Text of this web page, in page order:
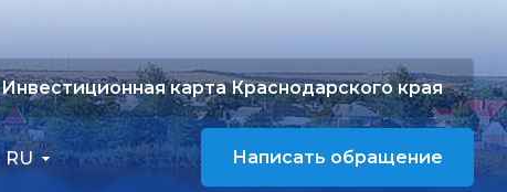
RU
Инвестиционная карта Краснодарского края
Написать обращение